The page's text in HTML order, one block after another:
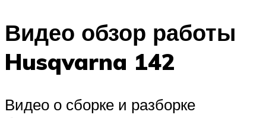
Видео обзор работы
Husqvarna 142
Видео о сборке и разборке